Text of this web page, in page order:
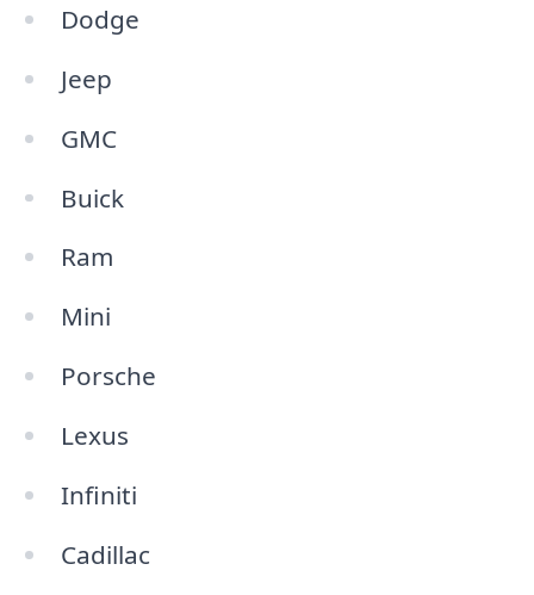
Dodge
Jeep
GMC
Buick
Ram
Mini
Porsche
Lexus
Infiniti
Cadillac